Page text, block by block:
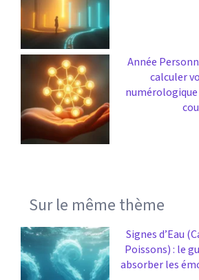
Année
calculer
numérologique
Sur le même thème
Signes d’Eau
Poissons) : le
absorber les